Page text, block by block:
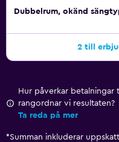
Dubbelrum, okänd
2 till
Hur påverkar betalningar
rangordnar vi resultaten?
Ta reda på mer
*Summan inkluderar